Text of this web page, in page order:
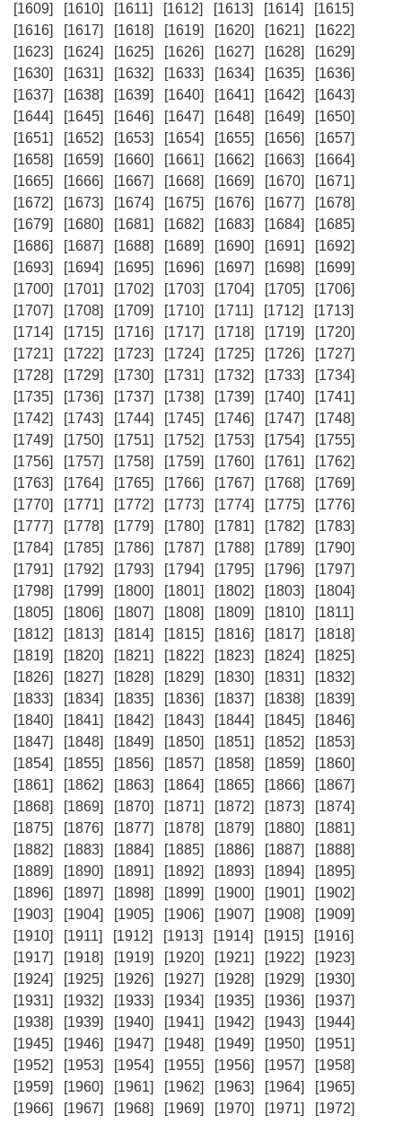
[1609]
[1610] [1611] [1612] [1613] [1614]
[1615]
[1616]
[1617] [1618] [1619] [1620] [1621]
[1622]
[1623]
[1624] [1625] [1626] [1627] [1628]
[1629]
[1630]
[1631] [1632] [1633] [1634] [1635]
[1636]
[1637]
[1638] [1639] [1640] [1641] [1642]
[1643]
[1644]
[1645] [1646] [1647] [1648] [1649]
[1650]
[1651]
[1652] [1653] [1654] [1655] [1656]
[1657]
[1658]
[1659] [1660] [1661] [1662] [1663]
[1664]
[1665]
[1666] [1667] [1668] [1669] [1670]
[1671]
[1672]
[1673] [1674] [1675] [1676] [1677]
[1678]
[1679]
[1680] [1681] [1682] [1683] [1684]
[1685]
[1686]
[1687] [1688] [1689] [1690] [1691]
[1692]
[1693]
[1694] [1695] [1696] [1697] [1698]
[1699]
[1700]
[1701] [1702] [1703] [1704] [1705]
[1706]
[1707]
[1708] [1709] [1710] [1711] [1712]
[1713]
[1714]
[1715] [1716] [1717] [1718] [1719]
[1720]
[1721]
[1722] [1723] [1724] [1725] [1726]
[1727]
[1728]
[1729] [1730] [1731] [1732] [1733]
[1734]
[1735]
[1736] [1737] [1738] [1739] [1740]
[1741]
[1742]
[1743] [1744] [1745] [1746] [1747]
[1748]
[1749]
[1750] [1751] [1752] [1753] [1754]
[1755]
[1756]
[1757] [1758] [1759] [1760] [1761]
[1762]
[1763]
[1764] [1765] [1766] [1767] [1768]
[1769]
[1770]
[1771] [1772] [1773] [1774] [1775]
[1776]
[1777]
[1778] [1779] [1780] [1781] [1782]
[1783]
[1784]
[1785] [1786] [1787] [1788] [1789]
[1790]
[1791]
[1792] [1793] [1794] [1795] [1796]
[1797]
[1798]
[1799] [1800] [1801] [1802] [1803]
[1804]
[1805]
[1806] [1807] [1808] [1809] [1810]
[1811]
[1812]
[1813] [1814] [1815] [1816] [1817]
[1818]
[1819]
[1820] [1821] [1822] [1823] [1824]
[1825]
[1826]
[1827] [1828] [1829] [1830] [1831]
[1832]
[1833]
[1834] [1835] [1836] [1837] [1838]
[1839]
[1840]
[1841] [1842] [1843] [1844] [1845]
[1846]
[1847]
[1848] [1849] [1850] [1851] [1852]
[1853]
[1854]
[1855] [1856] [1857] [1858] [1859]
[1860]
[1861]
[1862] [1863] [1864] [1865] [1866]
[1867]
[1868]
[1869] [1870] [1871] [1872] [1873]
[1874]
[1875]
[1876] [1877] [1878] [1879] [1880]
[1881]
[1882]
[1883] [1884] [1885] [1886] [1887]
[1888]
[1889]
[1890] [1891] [1892] [1893] [1894]
[1895]
[1896]
[1897] [1898] [1899] [1900] [1901]
[1902]
[1903]
[1904] [1905] [1906] [1907] [1908]
[1909]
[1910]
[1911] [1912] [1913] [1914] [1915]
[1916]
[1917]
[1918] [1919] [1920] [1921] [1922]
[1923]
[1924]
[1925] [1926] [1927] [1928] [1929]
[1930]
[1931]
[1932] [1933] [1934] [1935] [1936]
[1937]
[1938]
[1939] [1940] [1941] [1942] [1943]
[1944]
[1945]
[1946] [1947] [1948] [1949] [1950]
[1951]
[1952]
[1953] [1954] [1955] [1956] [1957]
[1958]
[1959]
[1960] [1961] [1962] [1963] [1964]
[1965]
[1966]
[1967] [1968] [1969] [1970] [1971]
[1972]